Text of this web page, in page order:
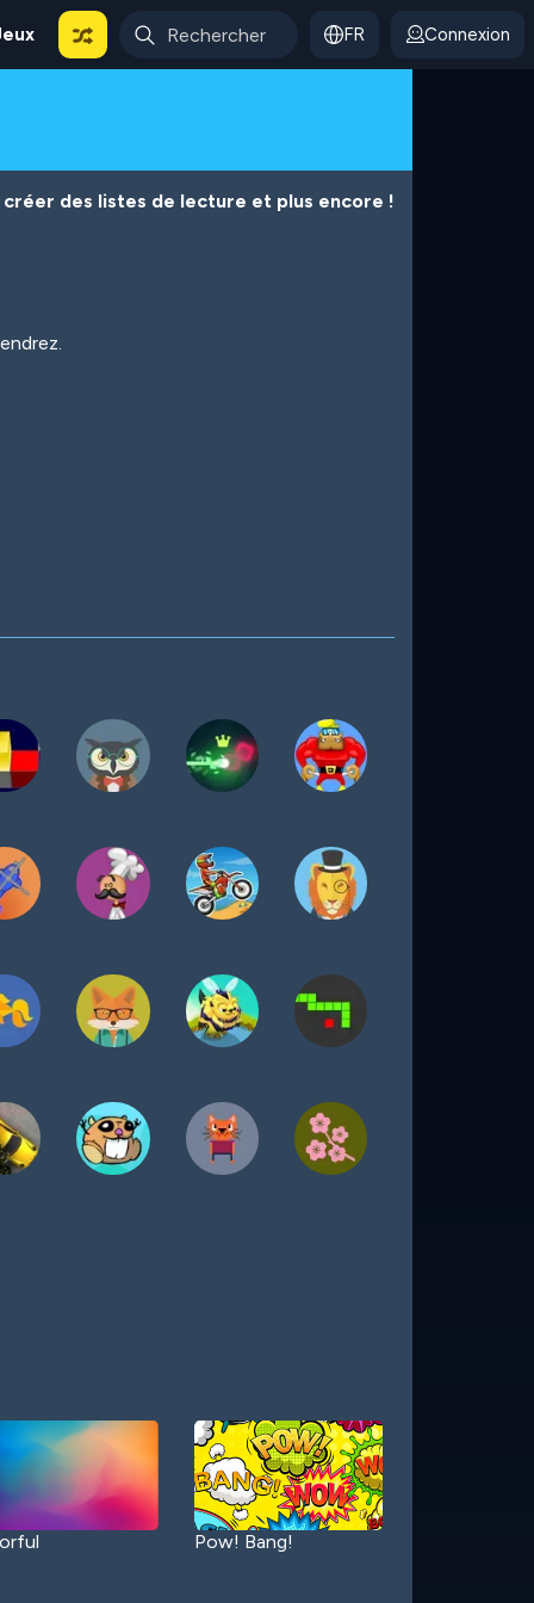
FR Connexion
des listes de lecture et plus encore !
Pow! Bang!